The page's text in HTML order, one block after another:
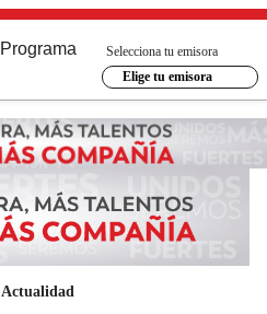
Programa
Selecciona tu emisora
Elige tu emisora
Actualidad